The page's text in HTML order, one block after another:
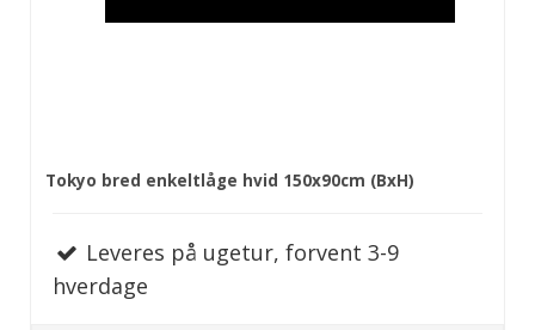
Tokyo bred enkeltlåge hvid 150x90cm (BxH)
Leveres på ugetur, forvent 3-9
hverdage